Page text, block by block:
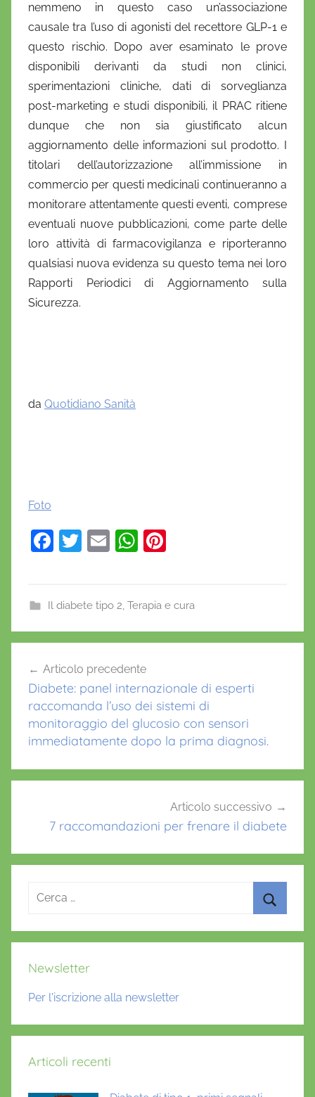
nemmeno in questo caso un’associazione
causale tra l’uso di agonisti del recettore GLP-1 e
questo rischio. Dopo aver esaminato le prove
disponibili derivanti da studi non clinici,
sperimentazioni cliniche, dati di sorveglianza
post-marketing e studi disponibili, il PRAC ritiene
dunque che non sia giustificato alcun
aggiornamento delle informazioni sul prodotto. I
titolari dell’autorizzazione all’immissione in
commercio per questi medicinali continueranno a
monitorare attentamente questi eventi, comprese
eventuali nuove pubblicazioni, come parte delle
loro attività di farmacovigilanza e riporteranno
qualsiasi nuova evidenza su questo tema nei loro
Rapporti Periodici di Aggiornamento sulla
Sicurezza.
da Quotidiano Sanità
Foto
F
e
b
o
k
T
er
E
l
W
s
A
p
e
st
Il diabete tipo 2, Terapia e cura
d
a
t
a
i
,
L
articoli
Articolo precedente
Diabete: panel internazionale di esperti
raccomanda l’uso dei sistemi di
monitoraggio del glucosio con sensori
immediatamente dopo la prima diagnosi.
Articolo successivo
7 raccomandazioni per frenare il diabete
Ricerca
Newsletter
Per l'iscrizione alla newsletter
Articoli recenti